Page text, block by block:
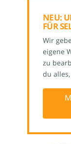
NEU:
FÜR
Wir
eigene
zu
du